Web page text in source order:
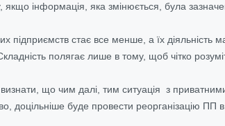
якщо інформація, яка змінюється, була
підприємств стає все менше, а їх
полягає лише в тому, щоб чітко
що чим далі, тим ситуація з
доцільніше буде провести реорганізацію ПП